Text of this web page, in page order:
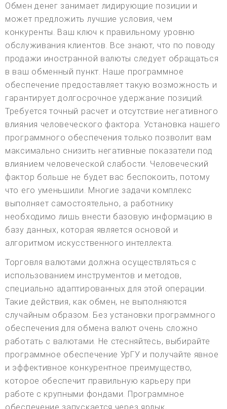
Обмен денег занимает лидирующие позиции и
может предложить лучшие условия, чем
конкуренты. Ваш ключ к правильному уровню
обслуживания клиентов. Все знают, что по поводу
продажи иностранной валюты следует обращаться
в ваш обменный пункт. Наше программное
обеспечение предоставляет такую возможность и
гарантирует долгосрочное удержание позиций.
Требуется точный расчет и отсутствие негативного
влияния человеческого фактора. Установка нашего
программного обеспечения только позволит вам
максимально снизить негативные показатели под
влиянием человеческой слабости. Человеческий
фактор больше не будет вас беспокоить, потому
что его уменьшили. Многие задачи комплекс
выполняет самостоятельно, а работнику
необходимо лишь внести базовую информацию в
базу данных, которая является основой и
алгоритмом искусственного интеллекта.
Торговля валютами должна осуществляться с
использованием инструментов и методов,
специально адаптированных для этой операции.
Такие действия, как обмен, не выполняются
случайным образом. Без установки программного
обеспечения для обмена валют очень сложно
работать с валютами. Не стесняйтесь, выбирайте
программное обеспечение УрГУ и получайте явное
и эффективное конкурентное преимущество,
которое обеспечит правильную карьеру при
работе с крупными фондами. Программное